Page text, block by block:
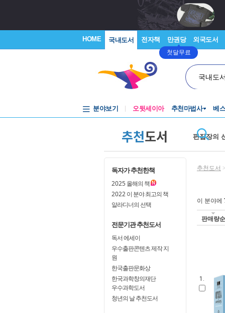
HOME 국내도서 전자책 만권당
첫달무료
외국도서
국내도
분야보기 오뒷세이아 추천마법사 베
추천도서 편집장의
독자가 추천한책
2025올해의 책
2022이 분야 최고의 책
알라디너의 선택
전문기관 추천도서
독서 에세이
우수출판콘텐츠 제작 지
원
한국출판문화상
한국과학창의재단
우수과학도서
청년의 날 추천도서
추천도서
이 분야에
판매량순
1.